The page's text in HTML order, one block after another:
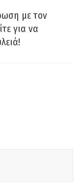
με τον
για να